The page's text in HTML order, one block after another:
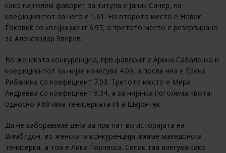
како најголем фаворит за титула е Јаник Синер, па
коефициентот за него е 1.61. На второто место е Новак
Ѓоковиќ со коефициент 6.97, а третото место е резервирано
за Александар Зверев.
Во женската конкуренција, прв фаворит е Арина Сабаленка и
коефициентот за нејзе изнесува 4.09, а после неа е Елена
Рибакина со коефициент 7.03. Третото место е Мира
Андреева со коефициент 9.34, а за нијанса поголема квота,
односно 9.68 има тенисерката Ига Швјонтек.
Да не заборавиме дека за прв пат во историјата на
Вимблдон, во женската конкуренција имаме македонска
тенисерка, а тоа е Лина Ѓорческа. Сепак таа влегува како